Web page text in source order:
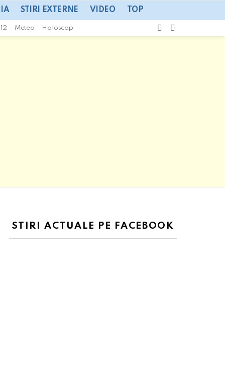
STIRI EXTERNE VIDEO TOP
Meteo Horoscop
SWITCH
SKIN
STIRI ACTUALE PE FACEBOOK